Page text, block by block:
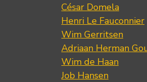
César Domela
Henri Le Fauconnier
Wim Gerritsen
Adriaan Herman
Wim de Haan
Job Hansen